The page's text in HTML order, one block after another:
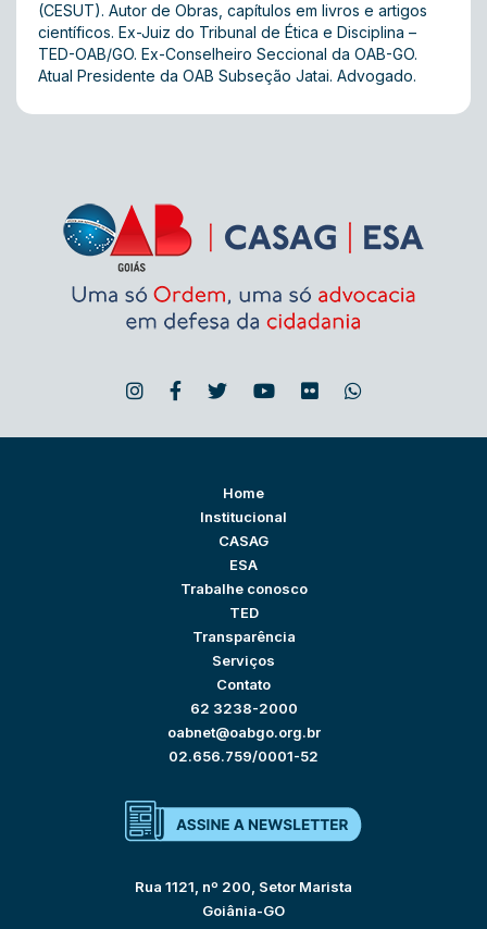
(CESUT). Autor de Obras, capítulos em livros e artigos
científicos. Ex-Juiz do Tribunal de Ética e Disciplina –
TED-OAB/GO. Ex-Conselheiro Seccional da OAB-GO.
Atual Presidente da OAB Subseção Jatai. Advogado.
Home
Institucional
CASAG
ESA
Trabalhe conosco
TED
Transparência
Serviços
Contato
62 3238-2000
oabnet@oabgo.org.br
02.656.759/0001-52
Rua 1121, nº 200, Setor Marista
Goiânia-GO